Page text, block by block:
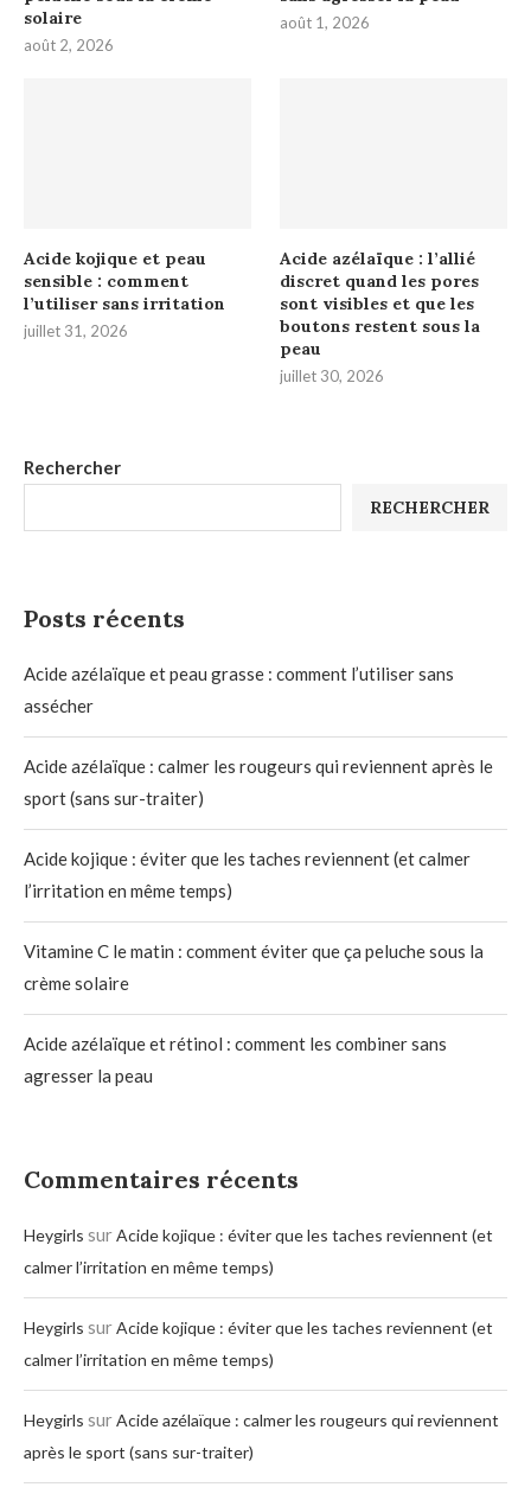
Rechercher
RECHERCHER
Posts récents
Acide azélaïque et peau grasse : comment l’utiliser sans
assécher
Acide azélaïque : calmer les rougeurs qui reviennent après le
sport (sans sur-traiter)
Acide kojique : éviter que les taches reviennent (et calmer
l’irritation en même temps)
Vitamine C le matin : comment éviter que ça peluche sous la
crème solaire
Acide azélaïque et rétinol : comment les combiner sans
agresser la peau
Commentaires récents
Heygirls surAcide kojique : éviter que les taches reviennent (et
calmer l’irritation en même temps)
Heygirls surAcide kojique : éviter que les taches reviennent (et
calmer l’irritation en même temps)
Heygirls surAcide azélaïque : calmer les rougeurs qui reviennent
après le sport (sans sur-traiter)
solaire
août 2, 2026
août 1, 2026
Acide kojique et peau
sensible : comment
l’utiliser sans irritation
juillet 31, 2026
Acide azélaïque : l’allié
discret quand les pores
sont visibles et que les
boutons restent sous la
peau
juillet 30, 2026